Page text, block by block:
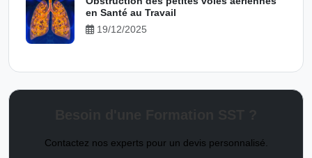
en Santé au Travail
19/12/2025
Contactez nos experts pour un devis personnalisé.